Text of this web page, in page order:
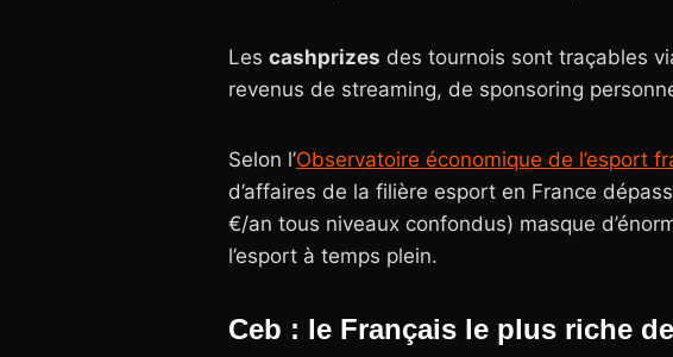
Les cashprizes des tournois sont traçables
revenus de streaming, de sponsoring
Selon l’Observatoire économique de l’esport
d’affaires de la filière esport en France
€/an tous niveaux confondus) masque
l’esport à temps plein.
Ceb : le Français le plus riche